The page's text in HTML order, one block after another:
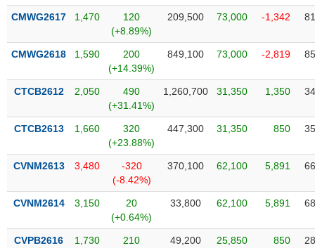
CMWG2617 1,470
120
(+8.89%)
209,500 73,000 -1,342
CMWG2618 1,590
200
(+14.39%)
849,100 73,000 -2,819
CTCB2612 2,050
490
(+31.41%)
1,260,700 31,350 1,350
CTCB2613 1,660
320
(+23.88%)
447,300 31,350 850
CVNM2613 3,480
-320
(-8.42%)
370,100 62,100 5,891
CVNM2614 3,150
20
(+0.64%)
33,800 62,100 5,891
CVPB2616 1,730
210
49,200 25,850 850
TIN
VỤ
THÔNG
TIỆN
ÍCH